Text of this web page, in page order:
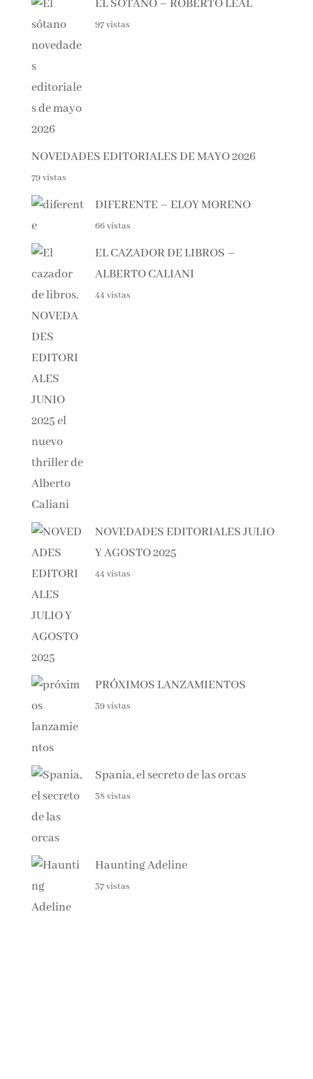
EL SÓTANO – ROBERTO LEAL
97 vistas
NOVEDADES EDITORIALES DE MAYO 2026
79 vistas
DIFERENTE – ELOY MORENO
66 vistas
EL CAZADOR DE LIBROS –
ALBERTO CALIANI
44 vistas
NOVEDADES EDITORIALES JULIO
Y AGOSTO 2025
44 vistas
PRÓXIMOS LANZAMIENTOS
39 vistas
Spania, el secreto de las orcas
38 vistas
Haunting Adeline
37 vistas